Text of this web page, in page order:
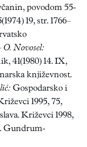
povodom 55-
19, str. 1766–
O. Novosel:
41(1980) 14. IX,
književnost.
Gospodarsko i
1995, 75,
Križevci 1998,
Gundrum-